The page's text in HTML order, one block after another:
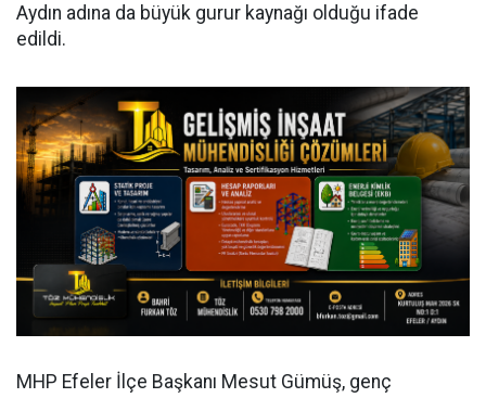
Aydın adına da büyük gurur kaynağı olduğu ifade
edildi.
MHP Efeler İlçe Başkanı Mesut Gümüş, genç